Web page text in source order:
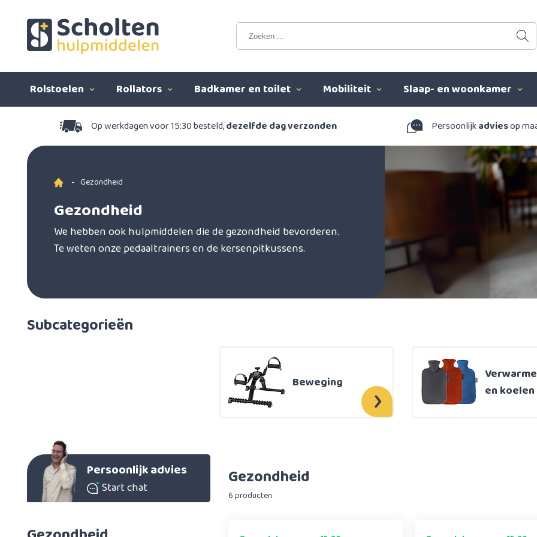
Rolstoelen Rollators Badkamer en toilet Mobiliteit Slaap- en woonkamer
Op werkdagen voor 15:30 besteld,dezelfde dag verzonden Persoonlijkadviesop
- Gezondheid
Gezondheid
We hebben ook hulpmiddelen die de gezondheid bevorderen.
Te weten onze pedaaltrainers en de kersenpitkussens.
Subcategorieën
Beweging
en koelen
Persoonlijk advies
Start chat Gezondheid
6 producten